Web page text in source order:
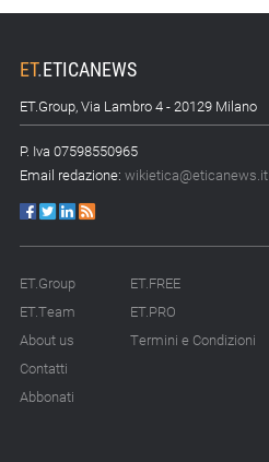
ET.ETICANEWS
ET.Group, Via Lambro 4 - 20129 Milano
P. Iva 07598550965
Email redazione: wikietica@eticanews.it
ET.Group
ET.Team
About us
Contatti
Abbonati
ET.FREE
ET.PRO
Termini e Condizioni